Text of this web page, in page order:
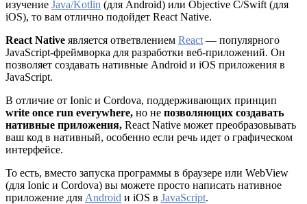
изучение Java/Kotlin (для Android) или Objective C/Swift (для
iOS), то вам отлично подойдет React Native.
React Native является ответвлением React — популярного
JavaScript-фреймворка для разработки веб-приложений. Он
позволяет создавать нативные Android и iOS приложения в
JavaScript.
В отличие от Ionic и Cordova, поддерживающих принцип
write once run everywhere, но не позволяющих создавать
нативные приложения, React Native может преобразовывать
ваш код в нативный, особенно если речь идет о графическом
интерфейсе.
То есть, вместо запуска программы в браузере или WebView
(для Ionic и Cordova) вы можете просто написать нативное
приложение для Android и iOS в JavaScript.